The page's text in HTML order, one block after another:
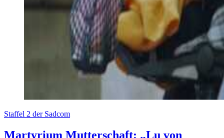
Staffel 2 der Sadcom
Martyrium Mutterschaft: „Lu von